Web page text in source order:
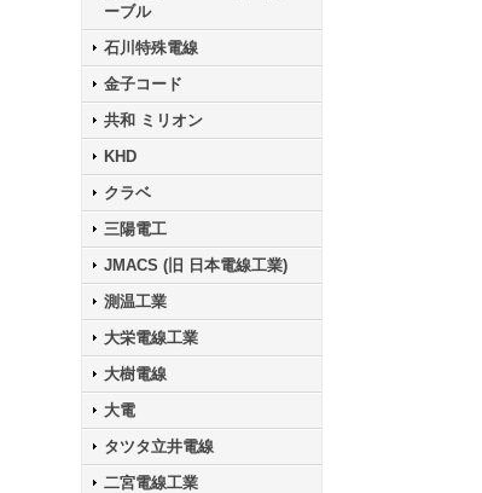
ーブル
石川特殊電線
金子コード
共和 ミリオン
KHD
クラベ
三陽電工
JMACS (旧 日本電線工業)
測温工業
大栄電線工業
大樹電線
大電
タツタ立井電線
二宮電線工業